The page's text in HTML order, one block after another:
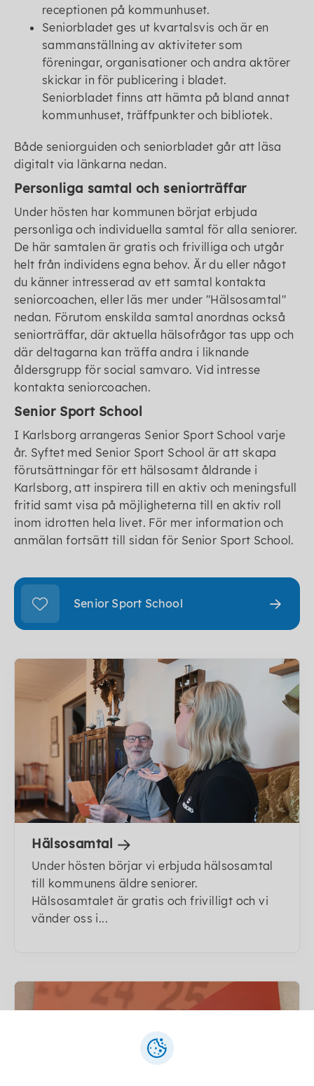
receptionen på kommunhuset.
Seniorbladet ges ut kvartalsvis och är en
sammanställning av aktiviteter som
föreningar, organisationer och andra aktörer
skickar in för publicering i bladet.
Seniorbladet finns att hämta på bland annat
kommunhuset, träffpunkter och bibliotek.
Både seniorguiden och seniorbladet går att läsa
digitalt via länkarna nedan.
Personliga samtal och seniorträffar
Under hösten har kommunen börjat erbjuda
personliga och individuella samtal för alla seniorer.
De här samtalen är gratis och frivilliga och utgår
helt från individens egna behov. Är du eller något
du känner intresserad av ett samtal kontakta
seniorcoachen, eller läs mer under "Hälsosamtal"
nedan. Förutom enskilda samtal anordnas också
seniorträffar, där aktuella hälsofrågor tas upp och
där deltagarna kan träffa andra i liknande
åldersgrupp för social samvaro. Vid intresse
kontakta seniorcoachen.
Senior Sport School
I Karlsborg arrangeras Senior Sport School varje
år. Syftet med Senior Sport School är att skapa
förutsättningar för ett hälsosamt åldrande i
Karlsborg, att inspirera till en aktiv och meningsfull
fritid samt visa på möjligheterna till en aktiv roll
inom idrotten hela livet. För mer information och
anmälan fortsätt till sidan för Senior Sport School.
Senior Sport School
Hälsosamtal
Under hösten börjar vi erbjuda hälsosamtal
till kommunens äldre seniorer.
Hälsosamtalet är gratis och frivilligt och vi
vänder oss i...